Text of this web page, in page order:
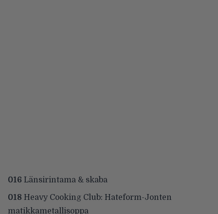
016 Länsirintama & skaba
018 Heavy Cooking Club: Hateform-Jonten
matikkametallisoppa